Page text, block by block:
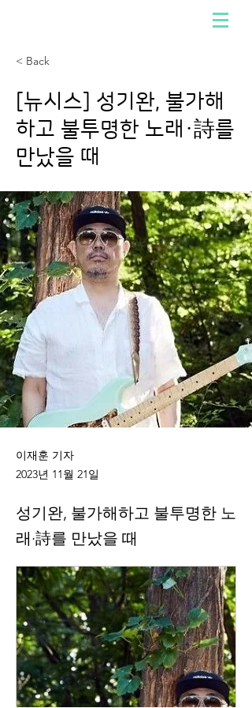
< Back
[뉴시스] 성기완, 불가해
하고 불투명한 노래·詩를
만났을 때
이재훈 기자
2023년 11월 21일
성기완, 불가해하고 불투명한 노
래·詩를 만났을 때
Previous Next